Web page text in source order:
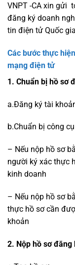
VNPT -CA xin gửi
đăng ký doanh
tin điện tử Quốc
Các bước thực
mạng điện tử
1. Chuẩn bị hồ sơ
a.Đăng ký tài
b.Chuẩn bị công
– Nếu nộp hồ sơ
người ký xác thực
kinh doanh
– Nếu nộp hồ sơ
thực hồ sơ cần
khoản
2. Nộp hồ sơ đăng